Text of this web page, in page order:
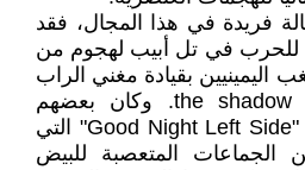
فريدة في هذا المجال، فقد
في تل أبيب لهجوم من
بقيادة مغني الراب
المعروف بلقب "الظل" the shadow. وكان بعضهم
يرتدي قمصاناً كُتب عليها "Good Night Left Side" التي
المتعصبة للبيض